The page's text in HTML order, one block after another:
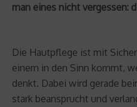
man eines nicht vergessen:
Die Hautpflege ist mit
einem in den Sinn kommt,
denkt. Dabei wird gerade
stark beansprucht und